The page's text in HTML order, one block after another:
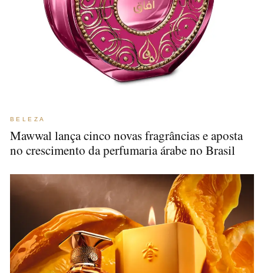
BELEZA
Mawwal lança cinco novas fragrâncias e aposta
no crescimento da perfumaria árabe no Brasil